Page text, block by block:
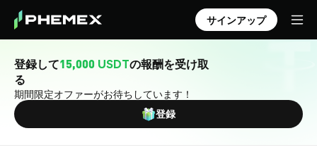
サインアップ
登録して15,000 USDTの報酬を受け取
る
期間限定オファーがお待ちしています！
登録